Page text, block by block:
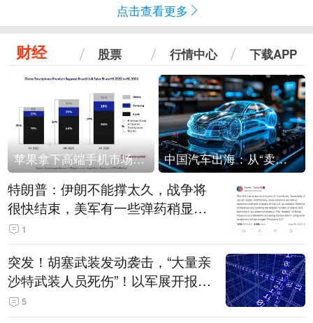
点击查看更多
财经 股票 行情中心 下载APP
苹果拿下高端手机市场65%的份额：iPhone 17系列功不可没 中国汽车出海：从“卖出去”到“走进去”
特朗普：伊朗不能撑太久，战争将
很快结束，美军有一些弹药稍显紧
张！伊朗公布拟议的海峡管理文本
1
突发！胡塞武装发动袭击，“大量亲
沙特武装人员死伤”！以军展开报复
性空袭
5